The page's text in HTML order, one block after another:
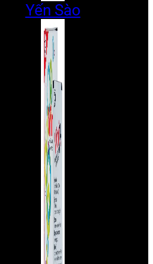
Yến Sào